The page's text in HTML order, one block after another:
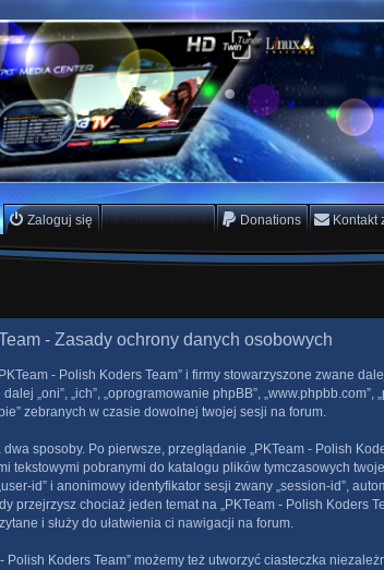
Team
oscam
Zaloguj się Zarejestruj się Donations Kontakt
- Zasady ochrony danych osobowych
- Polish Koders Team” i firmy stowarzyszone zwane dalej
„oni”, „ich”, „oprogramowanie phpBB”,
zebranych w czasie dowolnej twojej sesji na forum.
sposoby. Po pierwsze, przeglądanie „PKTeam - Polish
tekstowymi pobranymi do katalogu plików tymczasowych
id” i anonimowy identyfikator sesji zwany „session-id”,
przejrzysz chociaż jeden temat na „PKTeam - Polish Koders
i służy do ułatwienia ci nawigacji na forum.
Polish Koders Team” możemy też utworzyć ciasteczka